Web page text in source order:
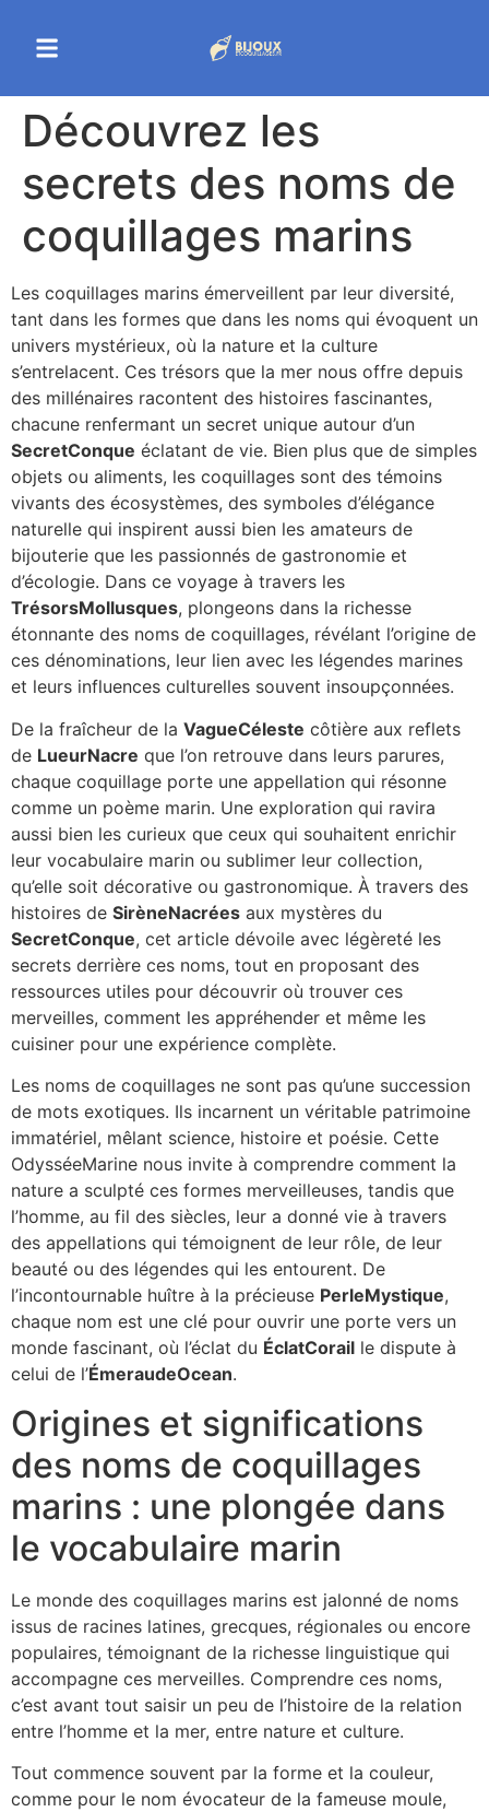
Découvrez les
secrets des noms de
coquillages marins
Les coquillages marins émerveillent par leur diversité,
tant dans les formes que dans les noms qui évoquent un
univers mystérieux, où la nature et la culture
s’entrelacent. Ces trésors que la mer nous offre depuis
des millénaires racontent des histoires fascinantes,
chacune renfermant un secret unique autour d’un
SecretConque éclatant de vie. Bien plus que de simples
objets ou aliments, les coquillages sont des témoins
vivants des écosystèmes, des symboles d’élégance
naturelle qui inspirent aussi bien les amateurs de
bijouterie que les passionnés de gastronomie et
d’écologie. Dans ce voyage à travers les
TrésorsMollusques, plongeons dans la richesse
étonnante des noms de coquillages, révélant l’origine de
ces dénominations, leur lien avec les légendes marines
et leurs influences culturelles souvent insoupçonnées.
De la fraîcheur de la VagueCéleste côtière aux reflets
de LueurNacre que l’on retrouve dans leurs parures,
chaque coquillage porte une appellation qui résonne
comme un poème marin. Une exploration qui ravira
aussi bien les curieux que ceux qui souhaitent enrichir
leur vocabulaire marin ou sublimer leur collection,
qu’elle soit décorative ou gastronomique. À travers des
histoires de SirèneNacrées aux mystères du
SecretConque, cet article dévoile avec légèreté les
secrets derrière ces noms, tout en proposant des
ressources utiles pour découvrir où trouver ces
merveilles, comment les appréhender et même les
cuisiner pour une expérience complète.
Les noms de coquillages ne sont pas qu’une succession
de mots exotiques. Ils incarnent un véritable patrimoine
immatériel, mêlant science, histoire et poésie. Cette
OdysséeMarine nous invite à comprendre comment la
nature a sculpté ces formes merveilleuses, tandis que
l’homme, au fil des siècles, leur a donné vie à travers
des appellations qui témoignent de leur rôle, de leur
beauté ou des légendes qui les entourent. De
l’incontournable huître à la précieuse PerleMystique,
chaque nom est une clé pour ouvrir une porte vers un
monde fascinant, où l’éclat du ÉclatCorail le dispute à
celui de l’ÉmeraudeOcean.
Origines et significations
des noms de coquillages
marins : une plongée dans
le vocabulaire marin
Le monde des coquillages marins est jalonné de noms
issus de racines latines, grecques, régionales ou encore
populaires, témoignant de la richesse linguistique qui
accompagne ces merveilles. Comprendre ces noms,
c’est avant tout saisir un peu de l’histoire de la relation
entre l’homme et la mer, entre nature et culture.
Tout commence souvent par la forme et la couleur,
comme pour le nom évocateur de la fameuse moule,